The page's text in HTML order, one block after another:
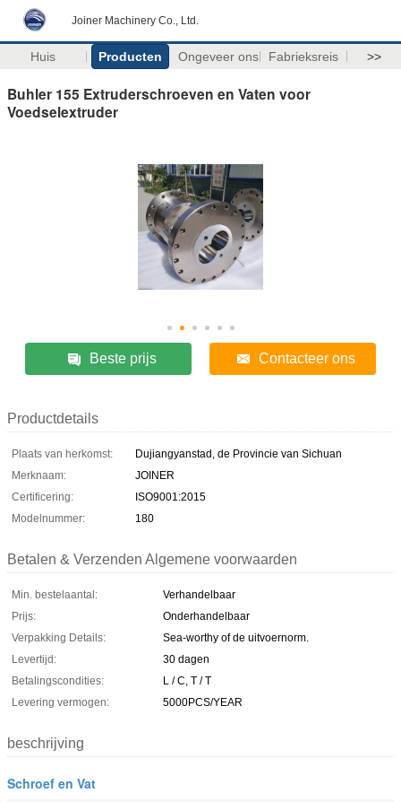
Joiner Machinery Co., Ltd.
Huis Producten Ongeveer ons Fabrieksreis >>
Buhler 155 Extruderschroeven en Vaten voor
Voedselextruder
Beste prijs Contacteer ons
Productdetails
Plaats van herkomst:
Dujiangyanstad, de Provincie van Sichuan
Merknaam:
JOINER
Certificering:
ISO9001:2015
Modelnummer:
180
Betalen & Verzenden Algemene voorwaarden
Min. bestelaantal:
Verhandelbaar
Prijs:
Onderhandelbaar
Verpakking Details:
Sea-worthy of de uitvoernorm.
Levertijd:
30 dagen
Betalingscondities:
L / C, T / T
Levering vermogen:
5000PCS/YEAR
beschrijving
Schroef en Vat